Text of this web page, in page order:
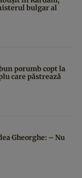
bulgar al
porumb copt la
care păstrează
Gheorghe: – Nu